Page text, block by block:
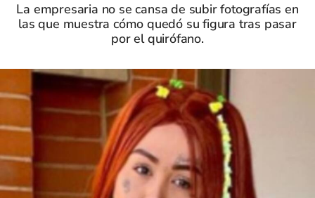
La empresaria no se cansa de subir fotografías en
las que muestra cómo quedó su figura tras pasar
por el quirófano.